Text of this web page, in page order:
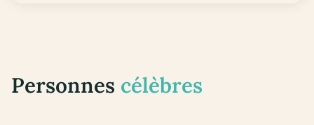
Personnes célèbres